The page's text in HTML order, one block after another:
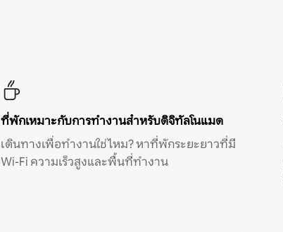
ที่พักเหมาะกับการทำงานสำหรับดิจิทัลโนแมด
เดินทางเพื่อทำงานใช่ไหม? หาที่พักระยะยาวที่มี
Wi-Fi ความเร็วสูงและพื้นที่ทำงาน